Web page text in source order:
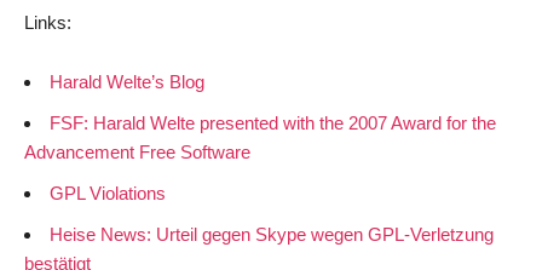
Links:
Harald Welte’s Blog
FSF: Harald Welte presented with the 2007 Award for the
Advancement Free Software
GPL Violations
Heise News: Urteil gegen Skype wegen GPL-Verletzung
bestätigt